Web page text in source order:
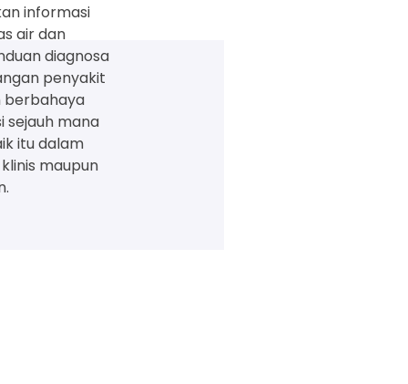
informasi
air dan
diagnosa
penyakit
berbahaya
mana
itu dalam
maupun